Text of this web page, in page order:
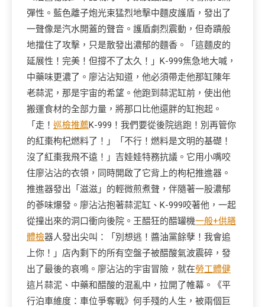
彈性。藍色離子炮光束猛烈地擊中麵皮護盾，發出了
一聲像是汽水開蓋的聲音。護盾劇烈震動，但奇蹟般
地擋住了攻擊，只是散發出濃郁的麵香。「這麵皮的
延展性！完美！但撐不了太久！」K-999焦急地大喊，
中藥味更濃了。廖沾沾知道，他必須帶走他那缸陳年
老蒜泥，那是宇宙的希望。他跑到蒜泥缸前，使出他
搬運食材的全部力量，將那口比他還胖的缸抱起。
「走！ 巡檢推薦K-999！我們要從後院逃跑！別再管你
的紅棗枸杞燃料了！」「不行！燃料是文明的基礎！
沒了紅棗我飛不遠！」吉娃娃特務抗議。它用小嘴咬
住廖沾沾的衣領，同時開啟了它背上的枸杞推進器。
推進器發出「滋滋」的輕微煎煮聲，伴隨著一股濃郁
的蔘味爆發。廖沾沾抱著蒜泥缸、K-999咬著他，一起
從撞出來的洞口衝向後院。王醋狂的醋罐機一般+供膳
體檢器人發出尖叫：「別想逃！醬油黨餘孽！我會追
上你！」店內剩下的所有空盤子被醋酸氣波震碎，發
出了最後的哀鳴。廖沾沾的宇宙冒險，就在勞工體健
這片蒜泥、中藥和醋酸的混亂中，拉開了帷幕。《平
行泊車維度：車位爭奪戰》何手殘的人生，被兩個巨